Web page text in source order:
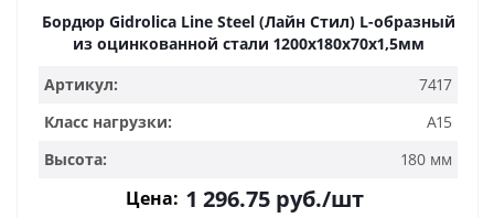
Бордюр Gidrolica Line Steel (Лайн Стил) L-образный
из оцинкованной стали 1200х180х70х1,5мм
Артикул:
7417
Класс нагрузки:
А15
Высота:
180 мм
Цена: 1 296.75руб./шт